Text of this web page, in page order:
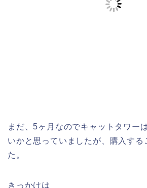
まだ、5ヶ月なのでキャットタワー
いかと思っていましたが、購入する
た。
きっかけは